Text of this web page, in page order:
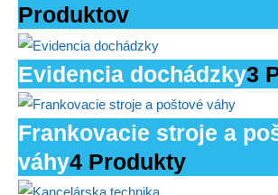
Produktov
Evidencia dochádzky3
Frankovacie stroje a
váhy4 Produkty